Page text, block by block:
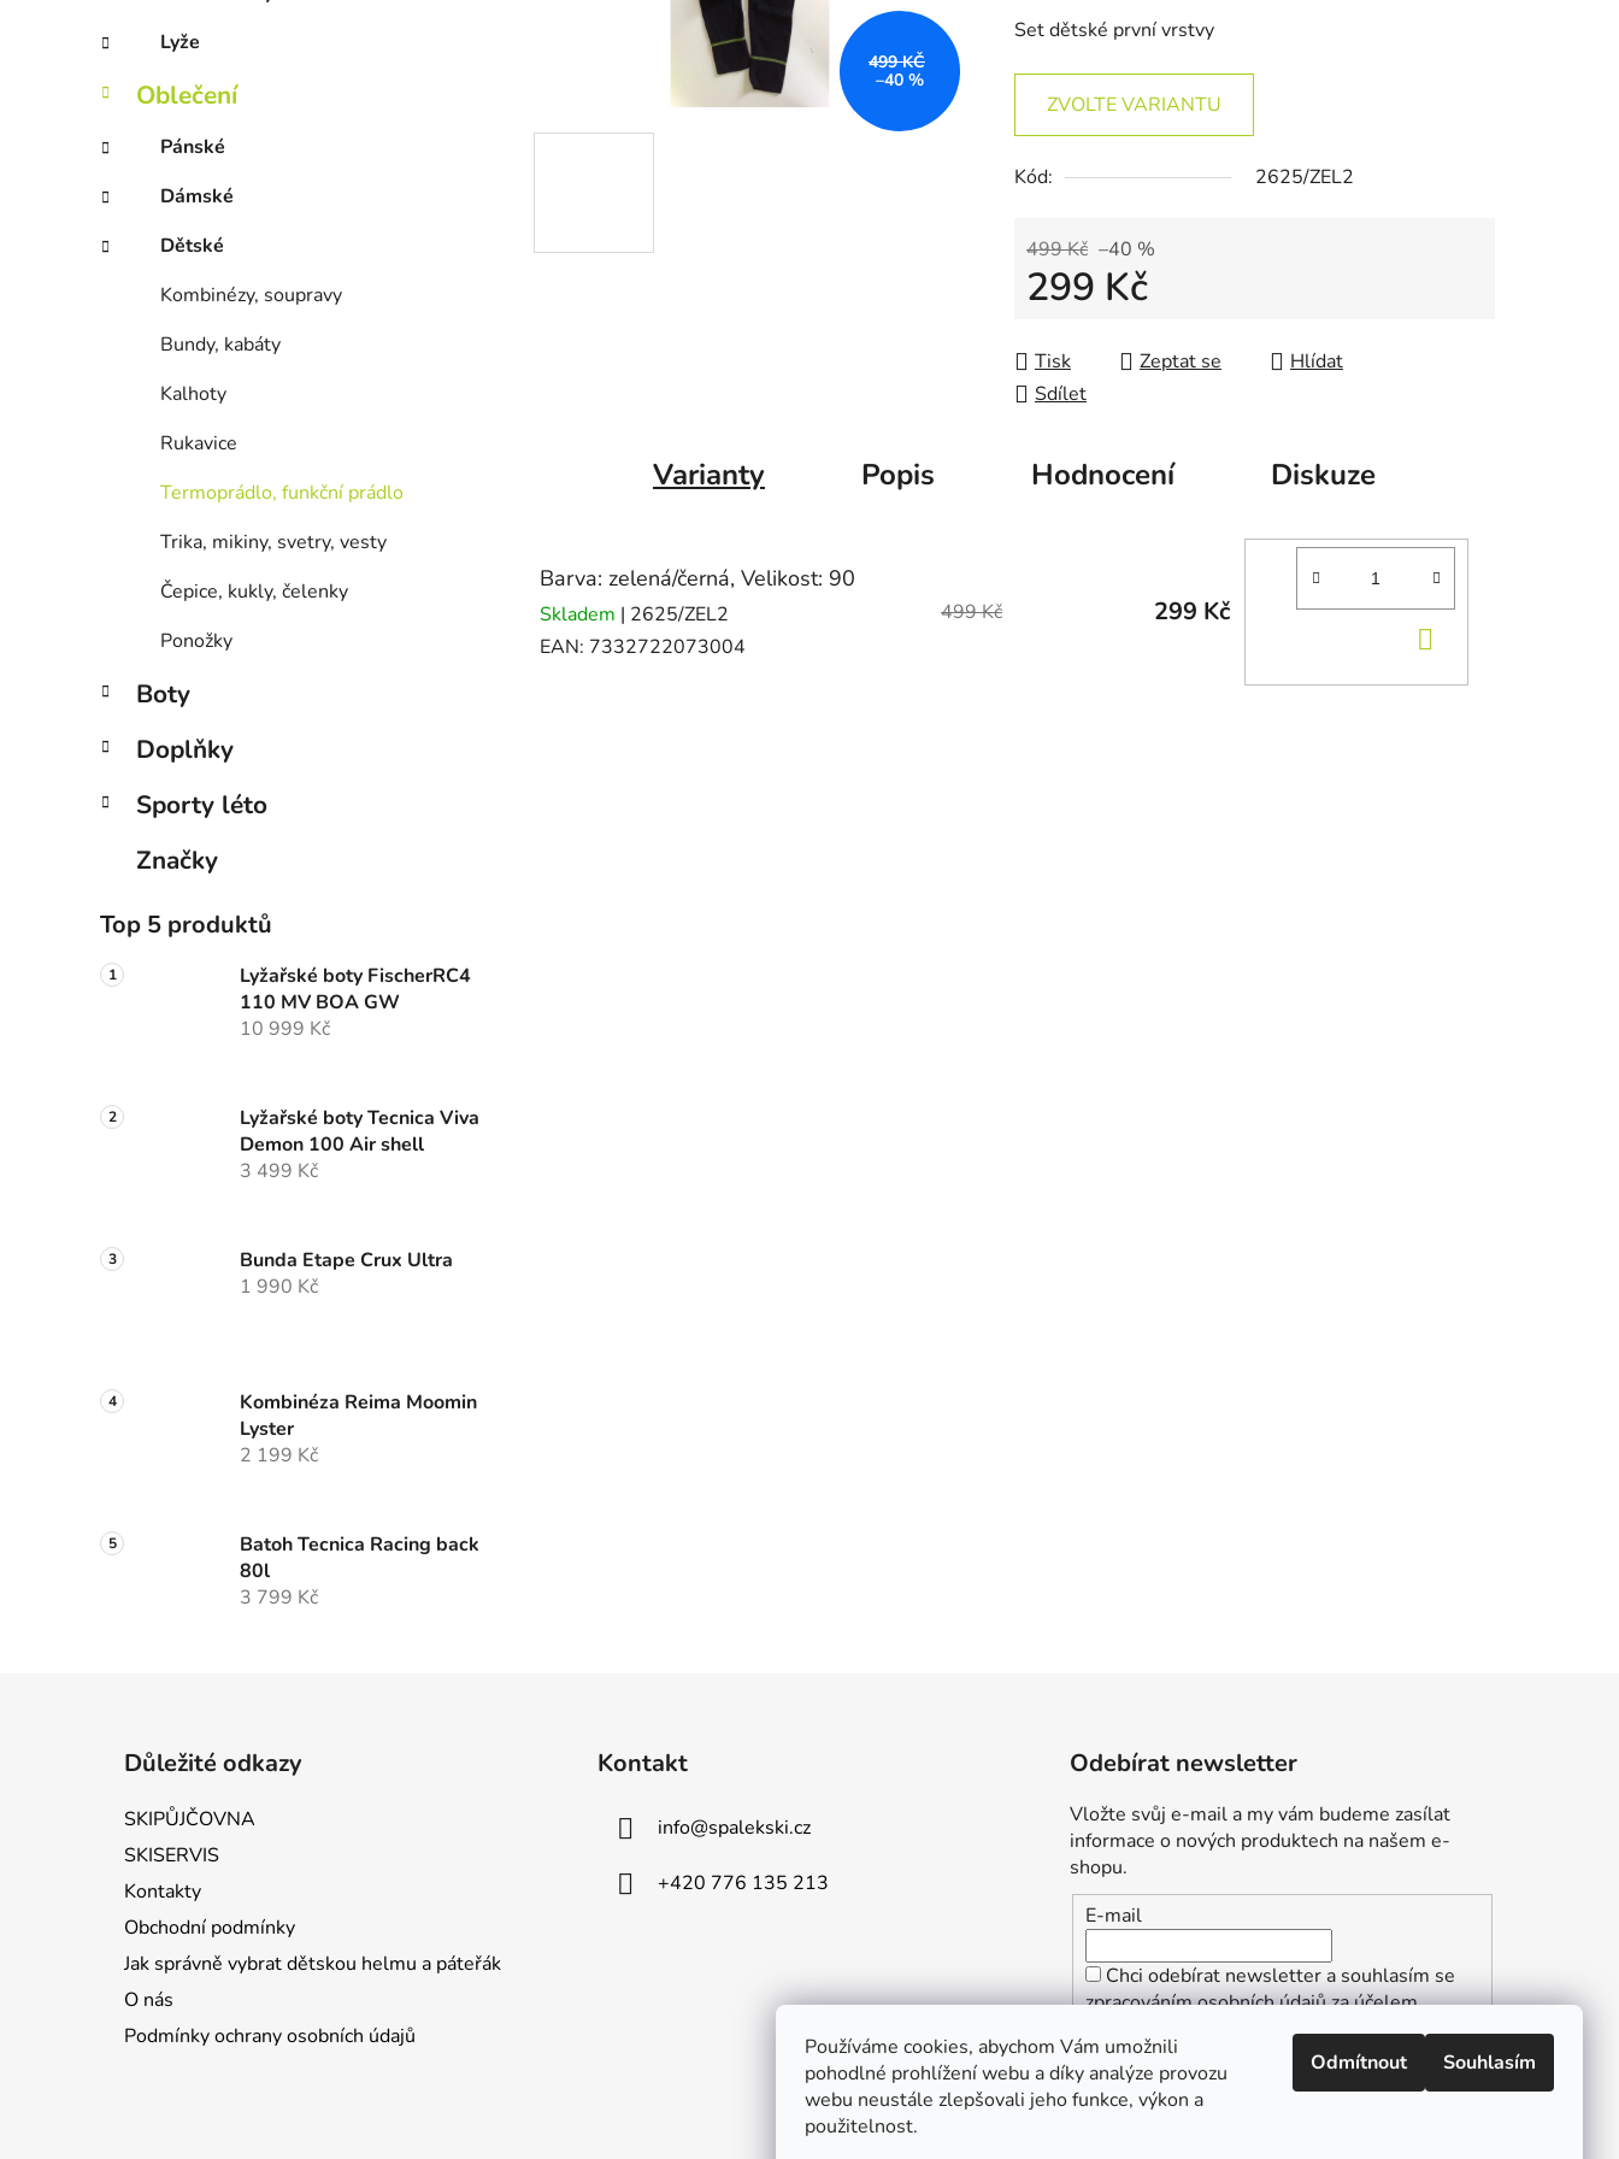
Používáme cookies, abychom Vám umožnili
pohodlné prohlížení webu a díky analýze provozu
webu neustále zlepšovali jeho funkce, výkon a
použitelnost.
Odmítnout Souhlasím
Lyže
Oblečení
Pánské
Dámské
Dětské
Kombinézy, soupravy
Bundy, kabáty
Kalhoty
Rukavice
Termoprádlo, funkční prádlo
Trika, mikiny, svetry, vesty
Čepice, kukly, čelenky
Ponožky
Boty
Doplňky
Sporty léto
Značky
Top 5 produktů
Lyžařské boty FischerRC4
110 MV BOA GW
10 999 Kč
Lyžařské boty Tecnica Viva
Demon 100 Air shell
3 499 Kč
Bunda Etape Crux Ultra
1 990 Kč
Kombinéza Reima Moomin
Lyster
2 199 Kč
Batoh Tecnica Racing back
80l
3 799 Kč
Set dětské první vrstvy
ZVOLTE VARIANTU
Kód: 2625/ZEL2
499 Kč –40 %
299 Kč
Tisk
Zeptat se
Hlídat
Sdílet
499 KČ
–40 %
Varianty Popis Hodnocení Diskuze
Barva: zelená/černá, Velikost: 90
Skladem | 2625/ZEL2
EAN: 7332722073004
499 Kč 299 Kč
Důležité odkazy
SKIPŮJČOVNA
SKISERVIS
Kontakty
Obchodní podmínky
Jak správně vybrat dětskou helmu a páteřák
O nás
Podmínky ochrany osobních údajů
Kontakt
info@spalekski.cz
+420 776 135 213
Odebírat newsletter
Vložte svůj e-mail a my vám budeme zasílat
informace o nových produktech na našem e-
shopu.
E-mail
Chci odebírat newsletter a souhlasím se
zpracováním osobních údajů za účelem
zasílání informací o speciálních akcích a
slevách.
PŘIHLÁSIT SE